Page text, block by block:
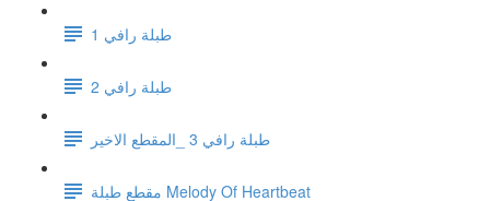
1 طبلة رافي
طبلة رافي 2
طبلة رافي 3 _المقطع الاخير
مقطع طبلة Melody Of Heartbeat